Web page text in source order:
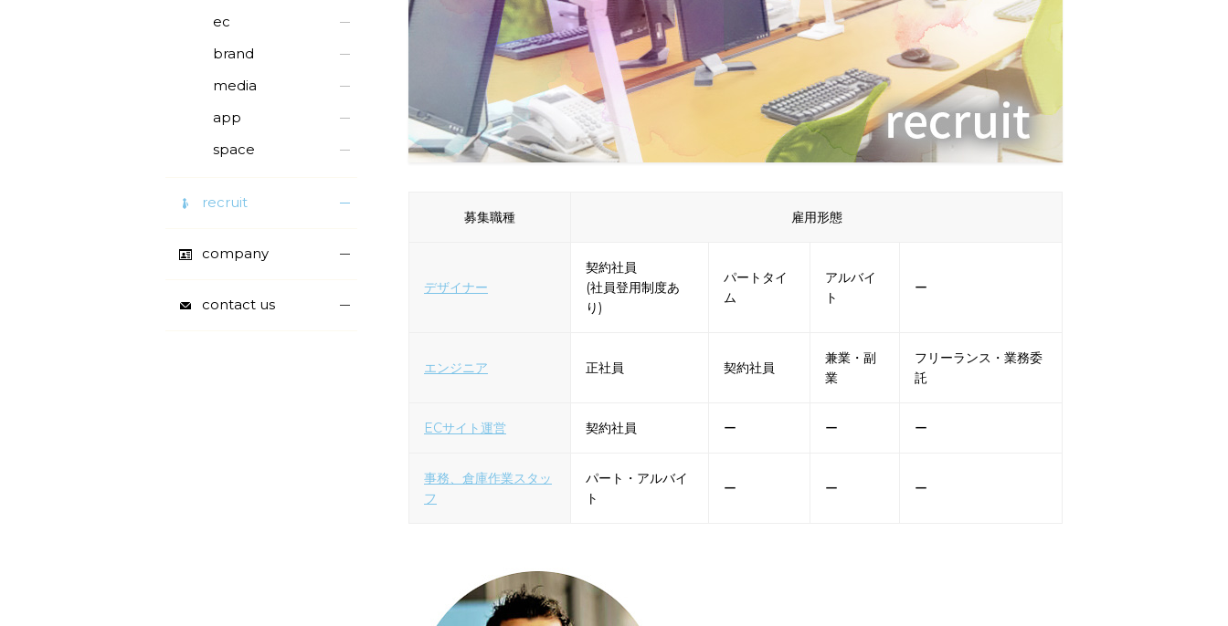
募集職種 雇用形態
デザイナー
契約社員
(社員登用制度あ
り)
パートタイ
ム
アルバイ
ト
ー
エンジニア 正社員 契約社員
兼業・副
業
フリーランス・業務委
託
ECサイト運営 契約社員 ー ー ー
事務、倉庫作業スタッ
フ
パート・アルバイ
ト
ー ー ー
ec
brand
media
app
space
recruit
company
contact us